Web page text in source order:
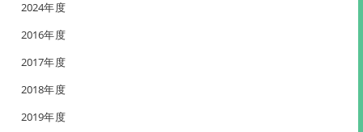
2024年度
2016年度
2017年度
2018年度
2019年度